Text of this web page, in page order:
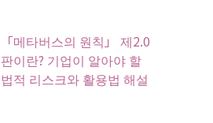
「메타버스의 원칙」 제2.0
판이란? 기업이 알아야 할
법적 리스크와 활용법 해설